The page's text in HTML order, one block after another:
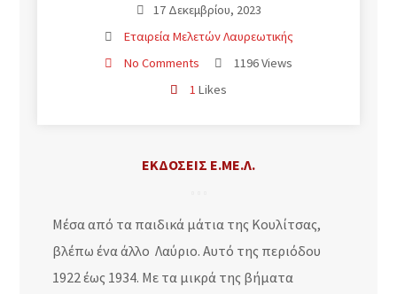
17 Δεκεμβρίου, 2023
Εταιρεία Μελετών Λαυρεωτικής
No Comments
1196 Views
1 Likes
ΕΚΔΌΣΕΙΣ Ε.ΜΕ.Λ.
Μέσα από τα παιδικά μάτια της Κουλίτσας,
βλέπω ένα άλλο Λαύριο. Αυτό της περιόδου
1922 έως 1934. Με τα μικρά της βήματα